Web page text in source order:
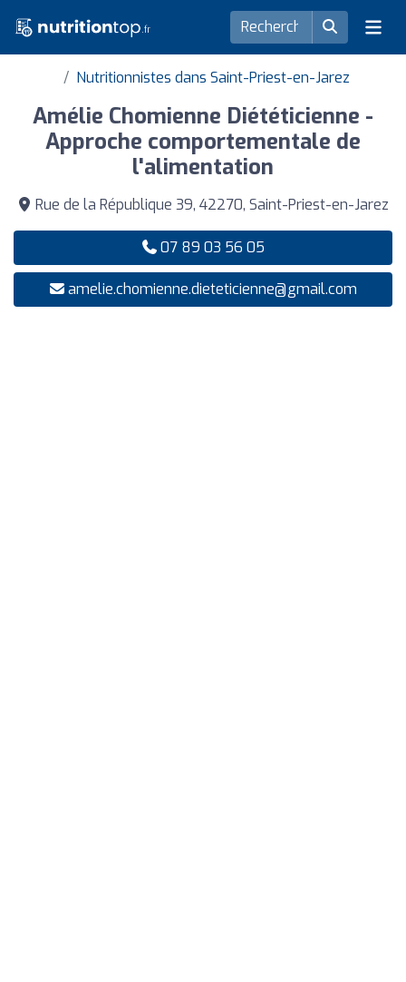
Nutritionnistes dans Saint-Priest-en-Jarez
Amélie Chomienne Diététicienne -
Approche comportementale de
l'alimentation
Rue de la République 39, 42270, Saint-Priest-en-Jarez
07 89 03 56 05
amelie.chomienne.dieteticienne@gmail.com